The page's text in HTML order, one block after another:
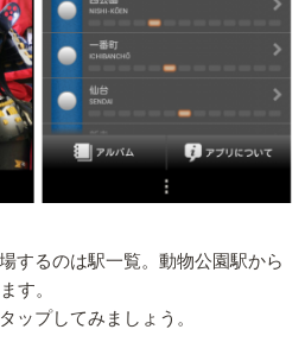
するのは駅一覧。動物公園駅から
す。
ップしてみましょう。